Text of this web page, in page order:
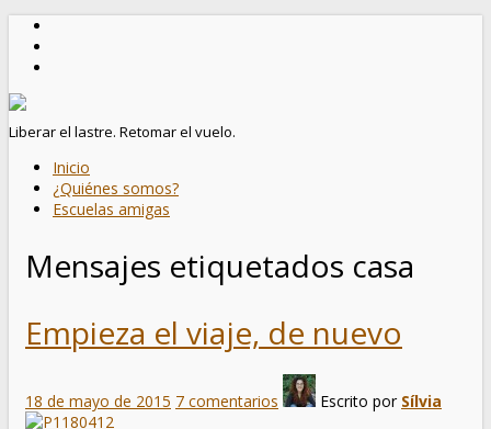
Liberar el lastre. Retomar el vuelo.
Inicio
¿Quiénes somos?
Escuelas amigas
Mensajes etiquetados casa
Empieza el viaje, de nuevo
18 de mayo de 2015 7 comentarios Escrito por Sílvia